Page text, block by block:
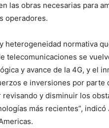
las obras necesarias para
operadores.
heterogeneidad normativa
telecomunicaciones se
y avance de la 4G, y el
e inversiones por parte
y disminuir los
más recientes”,